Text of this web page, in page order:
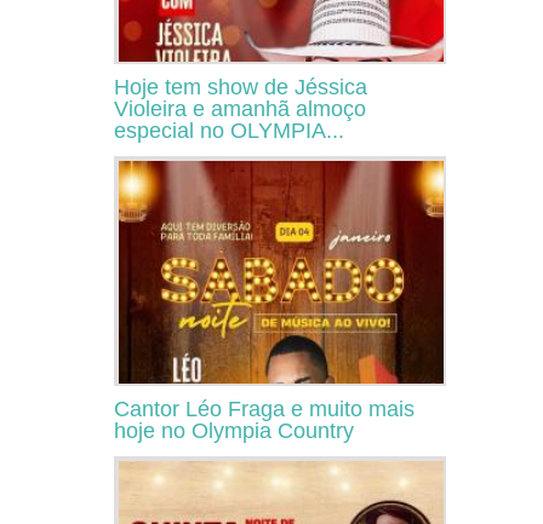
Hoje tem show de Jéssica
Violeira e amanhã almoço
especial no OLYMPIA...
Cantor Léo Fraga e muito mais
hoje no Olympia Country